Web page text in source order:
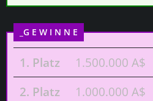
_G E W I N N E
1. Platz 1.500.000 A$
2. Platz
1.000.000 A$